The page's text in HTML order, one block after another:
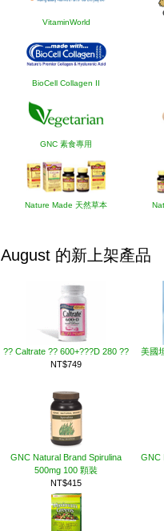
VitaminWorld
BioCell Collagen II
GNC 素食專用
Nature Made 天然草本
August 的新上架產品
?? Caltrate ?? 600+???D 280 ??
NT$749
美國
GNC Natural Brand Spirulina
500mg 100 顆裝
NT$415
GNC